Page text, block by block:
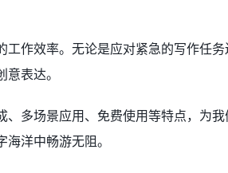
作效率。无论是应对紧急的写作任
表达。
、多场景应用、免费使用等特点，为
洋中畅游无阻。